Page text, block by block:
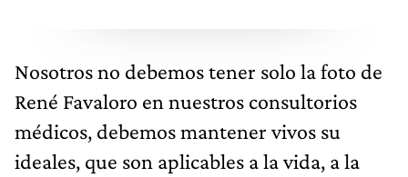
Nosotros no debemos tener solo la foto de
René Favaloro en nuestros consultorios
médicos, debemos mantener vivos su
ideales, que son aplicables a la vida, a la